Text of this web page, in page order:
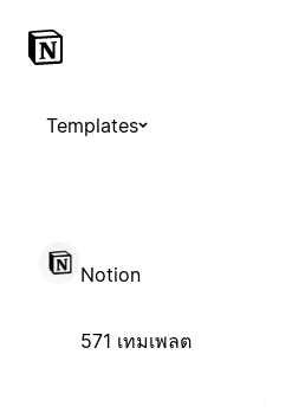
Templates
Notion
571 เทมเพลต